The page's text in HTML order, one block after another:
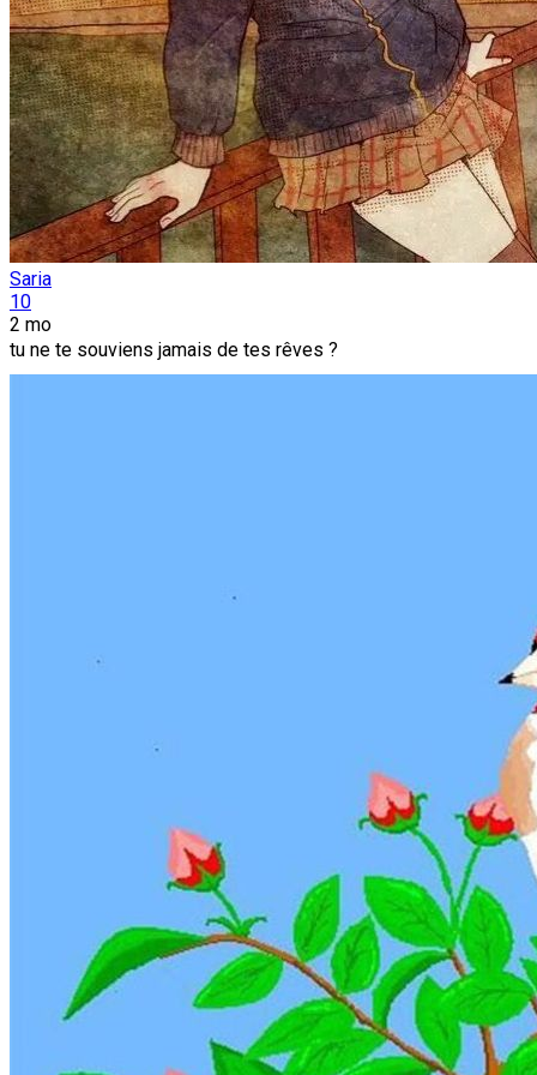
Saria
10
2 mo
tu ne te souviens jamais de tes rêves ?